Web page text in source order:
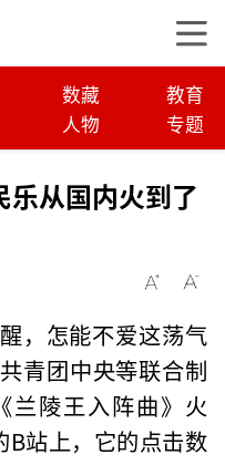
数藏
教育
人物 专题
从国内火到了
，怎能不爱这荡气
青团中央等联合制
兰陵王入阵曲》火
B站上，它的点击数